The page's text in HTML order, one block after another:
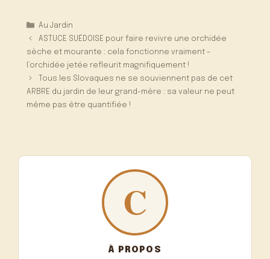
Catégories
Au Jardin
ASTUCE SUÉDOISE pour faire revivre une orchidée
sèche et mourante : cela fonctionne vraiment –
l’orchidée jetée refleurit magnifiquement !
Tous les Slovaques ne se souviennent pas de cet
ARBRE du jardin de leur grand-mère : sa valeur ne peut
même pas être quantifiée !
À PROPOS